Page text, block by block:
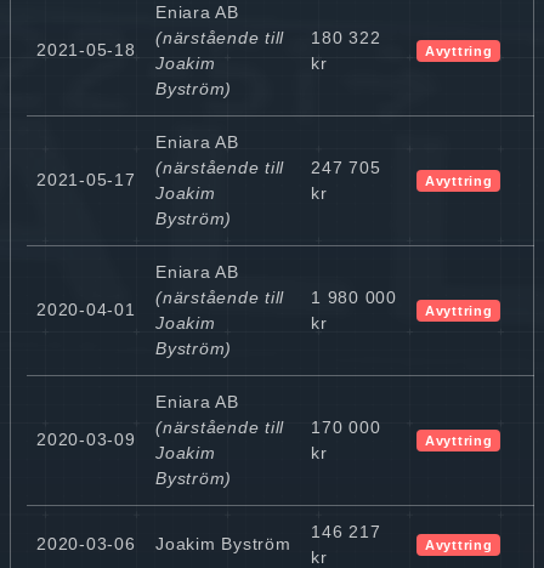
2021-05-18
Eniara AB
(närstående till
Joakim
Byström)
180 322
kr
Avyttring
2021-05-17
Eniara AB
(närstående till
Joakim
Byström)
247 705
kr
Avyttring
2020-04-01
Eniara AB
(närstående till
Joakim
Byström)
1 980 000
kr
Avyttring
2020-03-09
Eniara AB
(närstående till
Joakim
Byström)
170 000
kr
Avyttring
2020-03-06 Joakim Byström
146 217
kr
Avyttring